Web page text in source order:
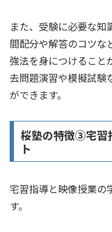
また、受験に必要な
間配分や解答のコツな
強法を身につけること
去問題演習や模擬試験
ができます。
桜塾の特徴➂宅習
ト
宅習指導と映像授業の
す。